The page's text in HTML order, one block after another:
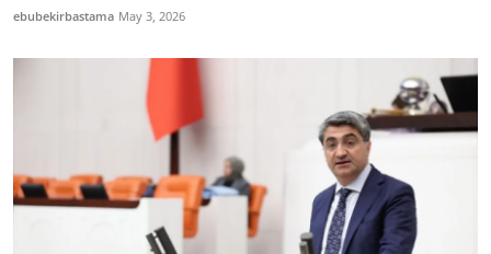
ebubekirbastama May 3, 2026